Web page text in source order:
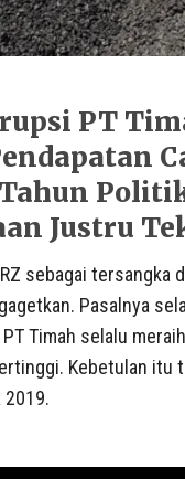
PT
Justru
sebagai tersangka
Pasalnya
Timah selalu
Kebetulan itu
2019.